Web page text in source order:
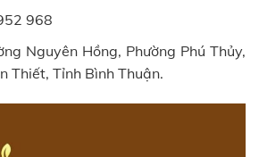
968
Nguyên Hồng, Phường Phú Thủy,
Thiết, Tỉnh Bình Thuận.